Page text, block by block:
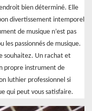
bien déterminé. Elle
divertissement intemporel
de musique n’est pas
les passionnés de musique.
souhaitez. Un rachat et
propre instrument de
luthier professionnel si
qui peut vous satisfaire.